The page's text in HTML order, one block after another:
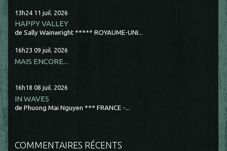
13h24 11 juil. 2026
HAPPY VALLEY
de Sally Wainwright ***** ROYAUME-UNI...
16h23 09 juil. 2026
MAIS ENCORE...
16h18 08 juil. 2026
IN WAVES
de Phuong Mai Nguyen *** FRANCE -...
COMMENTAIRES RÉCENTS